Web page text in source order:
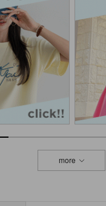
24,900
DM12-P-55/리타 데님 숏 팬츠
32,900
more